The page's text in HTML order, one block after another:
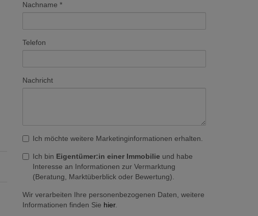
Nachname
Telefon
Nachricht
Ich möchte weitere Marketinginformationen erhalten.
Ich bin Eigentümer:in einer Immobilie und habe
Interesse an Informationen zur Vermarktung
(Beratung, Marktüberblick oder Bewertung).
Wir verarbeiten Ihre personenbezogenen Daten, weitere
Informationen finden Sie hier.